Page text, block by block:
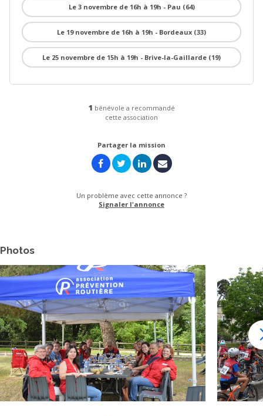
Le 3 novembre de 16h à 19h - Pau (64)
Le 19 novembre de 16h à 19h - Bordeaux (33)
Le 25 novembre de 15h à 19h - Brive-la-Gaillarde (19)
1 bénévole a recommandé
cette association
Partager la mission
Un problème avec cette annonce ?
Signaler l'annonce
Photos